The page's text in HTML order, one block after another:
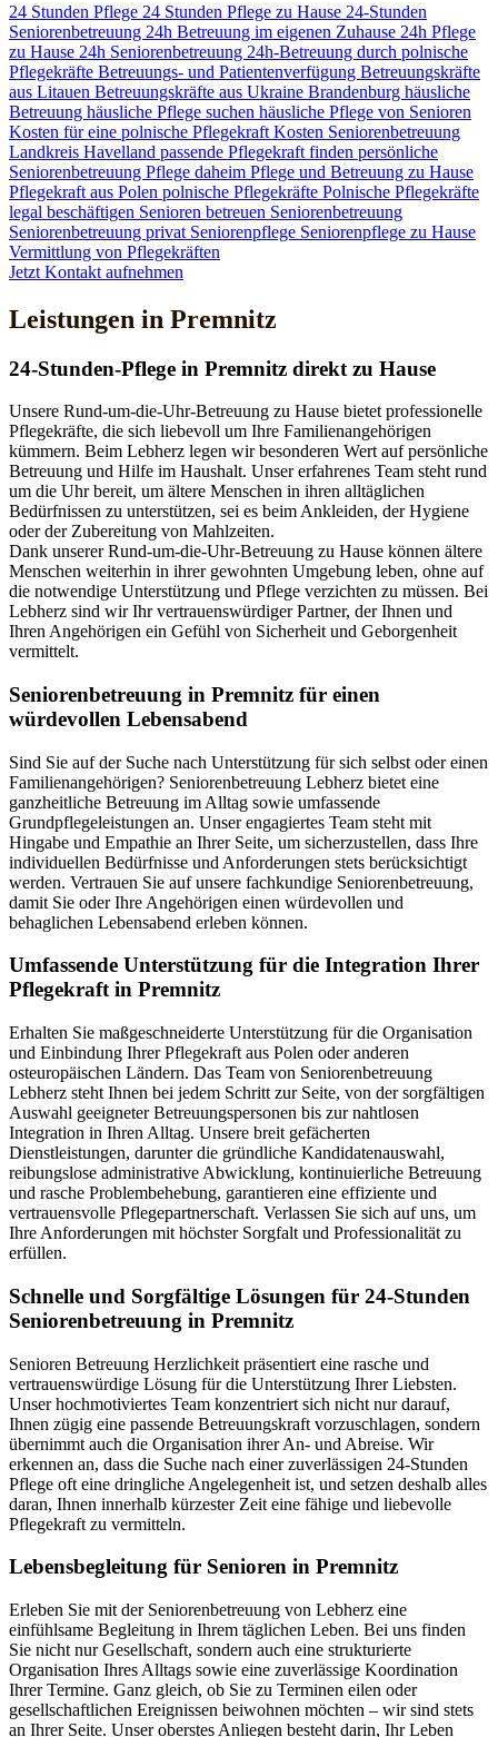
24 Stunden Pflege 24 Stunden Pflege zu Hause 24-Stunden
Seniorenbetreuung 24h Betreuung im eigenen Zuhause 24h Pflege
zu Hause 24h Seniorenbetreuung 24h-Betreuung durch polnische
Pflegekräfte Betreuungs- und Patientenverfügung Betreuungskräfte
aus Litauen Betreuungskräfte aus Ukraine Brandenburg häusliche
Betreuung häusliche Pflege suchen häusliche Pflege von Senioren
Kosten für eine polnische Pflegekraft Kosten Seniorenbetreuung
Landkreis Havelland passende Pflegekraft finden persönliche
Seniorenbetreuung Pflege daheim Pflege und Betreuung zu Hause
Pflegekraft aus Polen polnische Pflegekräfte Polnische Pflegekräfte
legal beschäftigen Senioren betreuen Seniorenbetreuung
Seniorenbetreuung privat Seniorenpflege Seniorenpflege zu Hause
Vermittlung von Pflegekräften
Jetzt Kontakt aufnehmen
Leistungen in Premnitz
24-Stunden-Pflege in Premnitz direkt zu Hause
Unsere Rund-um-die-Uhr-Betreuung zu Hause bietet professionelle
Pflegekräfte, die sich liebevoll um Ihre Familienangehörigen
kümmern. Beim Lebherz legen wir besonderen Wert auf persönliche
Betreuung und Hilfe im Haushalt. Unser erfahrenes Team steht rund
um die Uhr bereit, um ältere Menschen in ihren alltäglichen
Bedürfnissen zu unterstützen, sei es beim Ankleiden, der Hygiene
oder der Zubereitung von Mahlzeiten.
Dank unserer Rund-um-die-Uhr-Betreuung zu Hause können ältere
Menschen weiterhin in ihrer gewohnten Umgebung leben, ohne auf
die notwendige Unterstützung und Pflege verzichten zu müssen. Bei
Lebherz sind wir Ihr vertrauenswürdiger Partner, der Ihnen und
Ihren Angehörigen ein Gefühl von Sicherheit und Geborgenheit
vermittelt.
Senioren­betreuung in Premnitz für einen
würdevollen Lebensabend
Sind Sie auf der Suche nach Unterstützung für sich selbst oder einen
Familienangehörigen? Seniorenbetreuung Lebherz bietet eine
ganzheitliche Betreuung im Alltag sowie umfassende
Grundpflegeleistungen an. Unser engagiertes Team steht mit
Hingabe und Empathie an Ihrer Seite, um sicherzustellen, dass Ihre
individuellen Bedürfnisse und Anforderungen stets berücksichtigt
werden. Vertrauen Sie auf unsere fachkundige Seniorenbetreuung,
damit Sie oder Ihre Angehörigen einen würdevollen und
behaglichen Lebensabend erleben können.
Umfassende Unterstützung für die Integration Ihrer
Pflegekraft in Premnitz
Erhalten Sie maßgeschneiderte Unterstützung für die Organisation
und Einbindung Ihrer Pflegekraft aus Polen oder anderen
osteuropäischen Ländern. Das Team von Seniorenbetreuung
Lebherz steht Ihnen bei jedem Schritt zur Seite, von der sorgfältigen
Auswahl geeigneter Betreuungspersonen bis zur nahtlosen
Integration in Ihren Alltag. Unsere breit gefächerten
Dienstleistungen, darunter die gründliche Kandidatenauswahl,
reibungslose administrative Abwicklung, kontinuierliche Betreuung
und rasche Problembehebung, garantieren eine effiziente und
vertrauensvolle Pflegepartnerschaft. Verlassen Sie sich auf uns, um
Ihre Anforderungen mit höchster Sorgfalt und Professionalität zu
erfüllen.
Schnelle und Sorgfältige Lösungen für 24-Stunden
Seniorenbetreuung in Premnitz
Senioren Betreuung Herzlichkeit präsentiert eine rasche und
vertrauenswürdige Lösung für die Unterstützung Ihrer Liebsten.
Unser hochmotiviertes Team konzentriert sich nicht nur darauf,
Ihnen zügig eine passende Betreuungskraft vorzuschlagen, sondern
übernimmt auch die Organisation ihrer An- und Abreise. Wir
erkennen an, dass die Suche nach einer zuverlässigen 24-Stunden
Pflege oft eine dringliche Angelegenheit ist, und setzen deshalb alles
daran, Ihnen innerhalb kürzester Zeit eine fähige und liebevolle
Pflegekraft zu vermitteln.
Lebensbegleitung für Senioren in Premnitz
Erleben Sie mit der Seniorenbetreuung von Lebherz eine
einfühlsame Begleitung in Ihrem täglichen Leben. Bei uns finden
Sie nicht nur Gesellschaft, sondern auch eine strukturierte
Organisation Ihres Alltags sowie eine zuverlässige Koordination
Ihrer Termine. Ganz gleich, ob Sie zu Terminen eilen oder
gesellschaftlichen Ereignissen beiwohnen möchten – wir sind stets
an Ihrer Seite. Unser oberstes Anliegen besteht darin, Ihr Leben